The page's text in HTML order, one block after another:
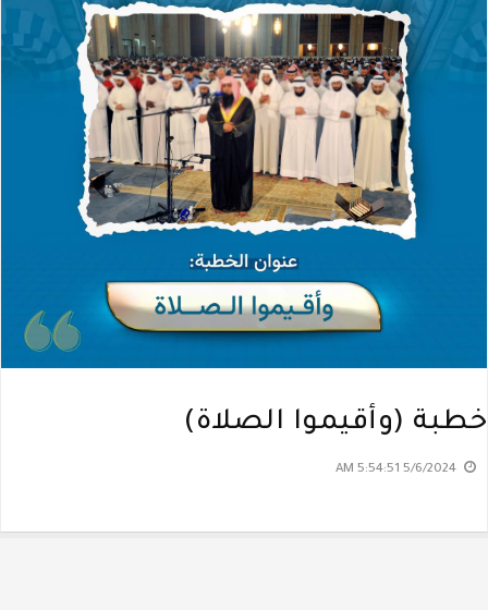
خطبة (وأقيموا الصلاة)
5/6/2024 5:54:51 AM